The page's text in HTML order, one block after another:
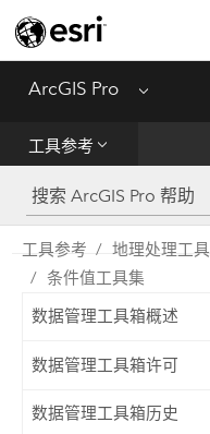
ArcGIS Pro Menu
工具参考
工具参考
Python
SDK
工具参考 地理处理工具
条件值工具集
数据管理工具箱概述
数据管理工具箱许可
数据管理工具箱历史